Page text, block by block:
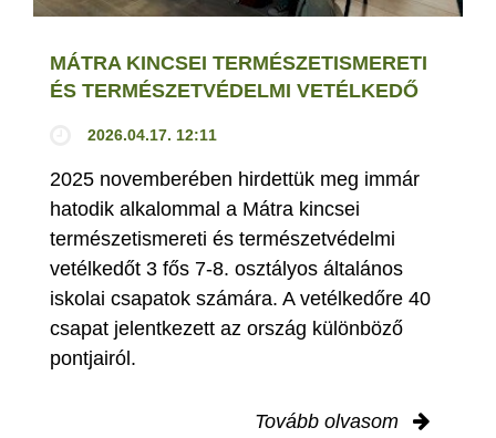
MÁTRA KINCSEI TERMÉSZETISMERETI
ÉS TERMÉSZETVÉDELMI VETÉLKEDŐ
2026.04.17. 12:11
2025 novemberében hirdettük meg immár
hatodik alkalommal a Mátra kincsei
természetismereti és természetvédelmi
vetélkedőt 3 fős 7-8. osztályos általános
iskolai csapatok számára. A vetélkedőre 40
csapat jelentkezett az ország különböző
pontjairól.
Tovább olvasom